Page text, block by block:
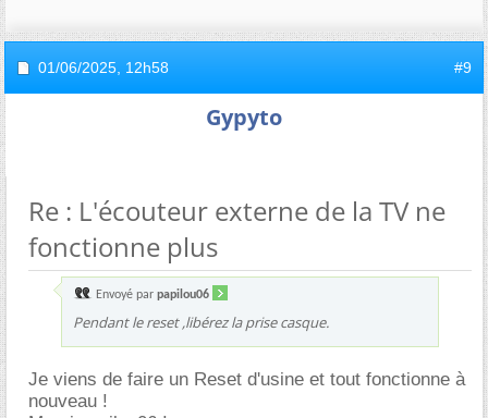
01/06/2025, 12h58 #9
Gypyto
Re : L'écouteur externe de la TV ne
fonctionne plus
Envoyé par papilou06
Pendant le reset ,libérez la prise casque.
Je viens de faire un Reset d'usine et tout fonctionne à
nouveau !